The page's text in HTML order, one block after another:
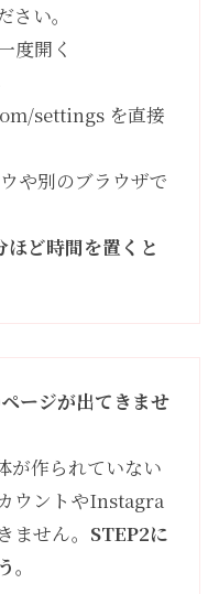
い。
度開く
settings を直接
や別のブラウザで
ほど時間を置くと
ージが出てきませ
が作られていない
ウントやInstagra
せん。 STEP2に